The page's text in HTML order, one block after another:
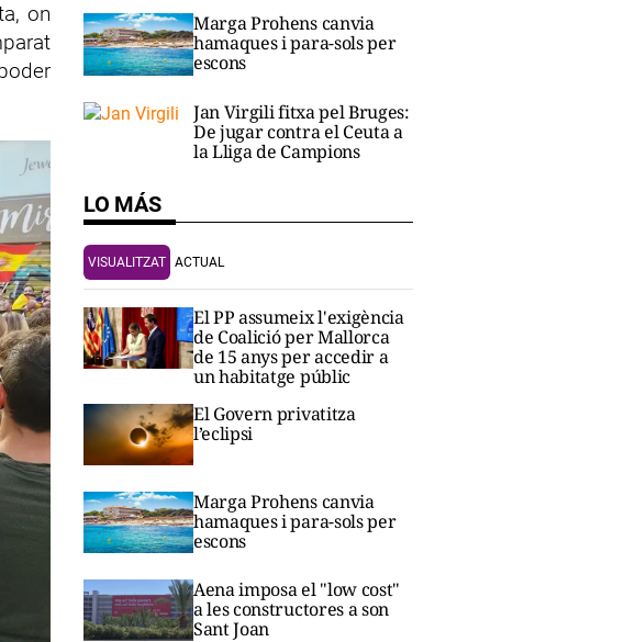
on
Marga Prohens canvia
hamaques i para-sols per
escons
Jan Virgili fitxa pel Bruges:
De jugar contra el Ceuta a
la Lliga de Campions
LO MÁS
VISUALITZAT ACTUAL
El PP assumeix l'exigència
de Coalició per Mallorca
de 15 anys per accedir a
un habitatge públic
El Govern privatitza
l’eclipsi
Marga Prohens canvia
hamaques i para-sols per
escons
Aena imposa el "low cost"
a les constructores a son
Sant Joan